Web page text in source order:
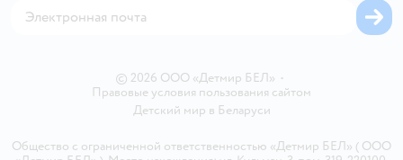
© 2026 ООО «Детмир БЕЛ» •
Правовые условия пользования сайтом
Детский мир в Беларуси
Общество с ограниченной ответственностью «Детмир БЕЛ» ( ООО